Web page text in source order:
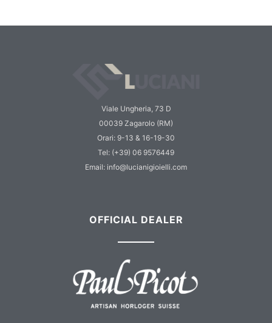
Viale Ungheria, 73 D
00039 Zagarolo (RM)
Orari: 9-13 & 16-19-30
Tel: (+39) 06 9576449
Email: info@lucianigioielli.com
OFFICIAL DEALER